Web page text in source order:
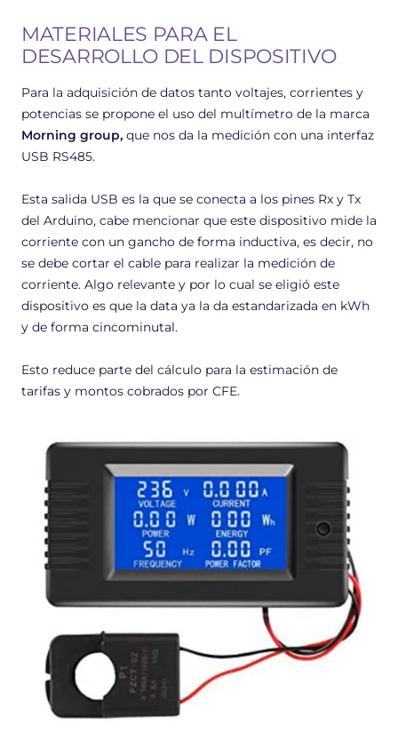
MATERIALES PARA EL
DESARROLLO DEL DISPOSITIVO
Para la adquisición de datos tanto voltajes, corrientes y
potencias se propone el uso del multímetro de la marca
Morning group, que nos da la medición con una interfaz
USB RS485.
Esta salida USB es la que se conecta a los pines Rx y Tx
del Arduino, cabe mencionar que este dispositivo mide la
corriente con un gancho de forma inductiva, es decir, no
se debe cortar el cable para realizar la medición de
corriente. Algo relevante y por lo cual se eligió este
dispositivo es que la data ya la da estandarizada en kWh
y de forma cincominutal.
Esto reduce parte del cálculo para la estimación de
tarifas y montos cobrados por CFE.